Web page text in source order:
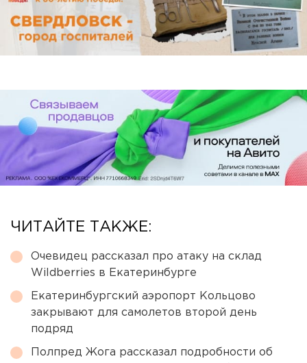
ЧИТАЙТЕ ТАКЖЕ:
Очевидец рассказал про атаку на склад
Wildberries в Екатеринбурге
Екатеринбургский аэропорт Кольцово
закрывают для самолетов второй день
подряд
Полпред Жога рассказал подробности об